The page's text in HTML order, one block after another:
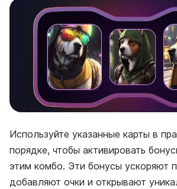
Используйте указанные карты в
порядке, чтобы активировать
этим комбо. Эти бонусы ускоряют
добавляют очки и открывают